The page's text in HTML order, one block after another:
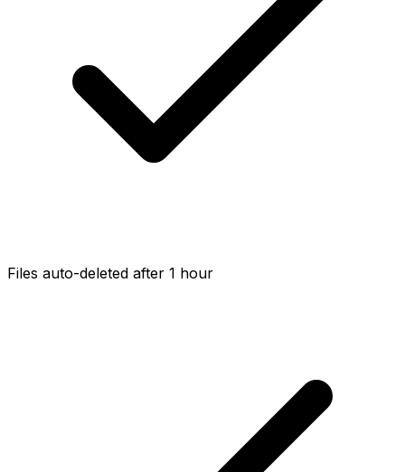
Files auto-deleted after 1 hour